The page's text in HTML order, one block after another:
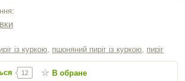
із куркою пшоняний пиріг із куркою пиріг
12 В обране